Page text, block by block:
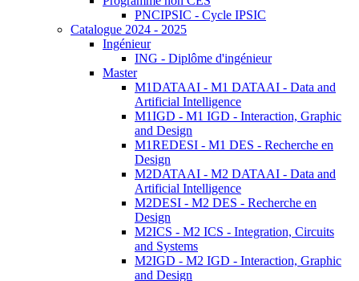
PNCIPSIC - Cycle IPSIC
Catalogue 2024 - 2025
Ingénieur
ING - Diplôme d'ingénieur
Master
M1DATAAI - M1 DATAAI - Data and
Artificial Intelligence
M1IGD - M1 IGD - Interaction, Graphic
and Design
M1REDESI - M1 DES - Recherche en
Design
M2DATAAI - M2 DATAAI - Data and
Artificial Intelligence
M2DESI - M2 DES - Recherche en
Design
M2ICS - M2 ICS - Integration, Circuits
and Systems
M2IGD - M2 IGD - Interaction, Graphic
and Design